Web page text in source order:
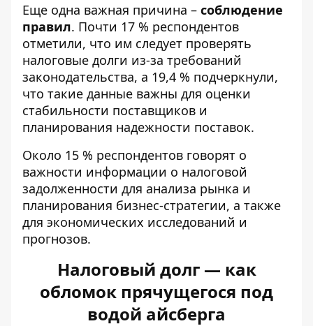
Еще одна важная причина – соблюдение
правил. Почти 17 % респондентов
отметили, что им следует проверять
налоговые долги из-за требований
законодательства, а 19,4 % подчеркнули,
что такие данные важны для оценки
стабильности поставщиков и
планирования надежности поставок.
Около 15 % респондентов говорят о
важности информации о налоговой
задолженности для анализа рынка и
планирования бизнес-стратегии, а также
для экономических исследований и
прогнозов.
Налоговый долг — как
обломок прячущегося под
водой айсберга